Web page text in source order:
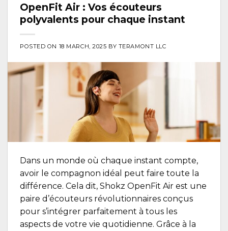
OpenFit Air : Vos écouteurs
polyvalents pour chaque instant
POSTED ON 18 MARCH, 2025 BY TERAMONT LLC
Dans un monde où chaque instant compte,
avoir le compagnon idéal peut faire toute la
différence. Cela dit, Shokz OpenFit Air est une
paire d’écouteurs révolutionnaires conçus
pour s’intégrer parfaitement à tous les
aspects de votre vie quotidienne. Grâce à la